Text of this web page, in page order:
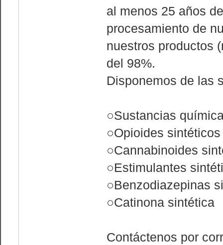
al menos 25 años
procesamiento de
nuestros productos
del 98%.
Disponemos de las
○Sustancias
○Opioides sintéticos
○Cannabinoides
○Estimulantes
○Benzodiazepinas
○Catinona sintética
Contáctenos por